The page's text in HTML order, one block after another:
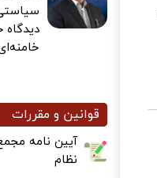
سیاستی
قوانین و مقررات
آیین نامه
نظام